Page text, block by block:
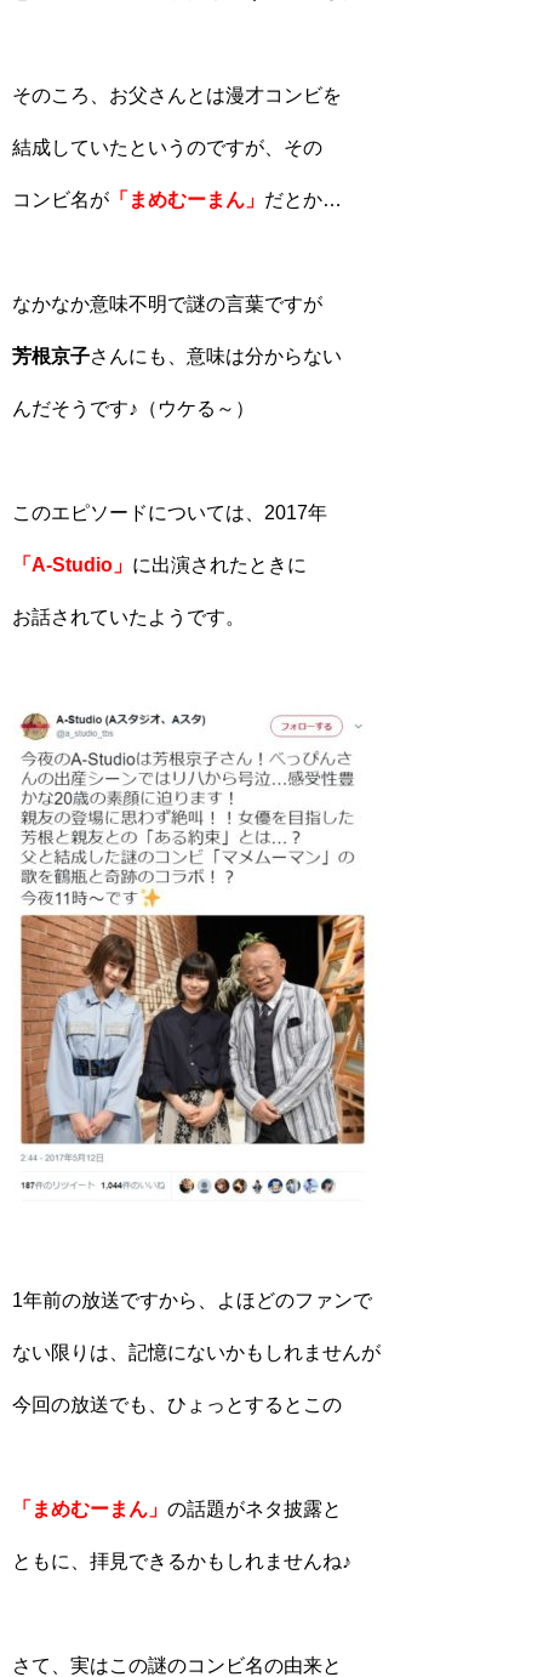
そのころ、お父さんとは漫才コンビを
結成していたというのですが、その
コンビ名が 「まめむーまん」 だとか…
なかなか意味不明で謎の言葉ですが
芳根京子さんにも、意味は分からない
んだそうです♪（ウケる～）
このエピソードについては、2017年
「A-Studio」 に出演されたときに
お話されていたようです。
1年前の放送ですから、よほどのファンで
ない限りは、記憶にないかもしれませんが
今回の放送でも、ひょっとするとこの
「まめむーまん」 の話題がネタ披露と
ともに、拝見できるかもしれませんね♪
さて、実はこの謎のコンビ名の由来と